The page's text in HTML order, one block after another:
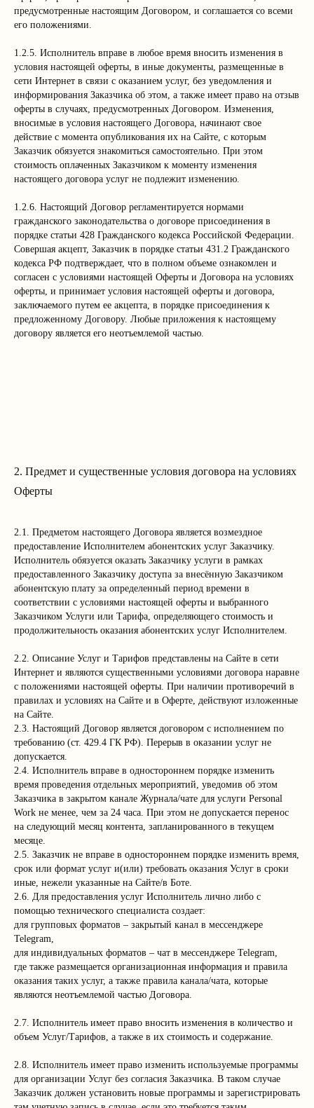
предусмотренные настоящим Договором, и соглашается со всеми
его положениями.
1.2.5. Исполнитель вправе в любое время вносить изменения в
условия настоящей оферты, в иные документы, размещенные в
сети Интернет в связи с оказанием услуг, без уведомления и
информирования Заказчика об этом, а также имеет право на отзыв
оферты в случаях, предусмотренных Договором. Изменения,
вносимые в условия настоящего Договора, начинают свое
действие с момента опубликования их на Сайте, с которым
Заказчик обязуется знакомиться самостоятельно. При этом
стоимость оплаченных Заказчиком к моменту изменения
настоящего договора услуг не подлежит изменению.
1.2.6. Настоящий Договор регламентируется нормами
гражданского законодательства о договоре присоединения в
порядке статьи 428 Гражданского кодекса Российской Федерации.
Совершая акцепт, Заказчик в порядке статьи 431.2 Гражданского
кодекса РФ подтверждает, что в полном объеме ознакомлен и
согласен с условиями настоящей Оферты и Договора на условиях
оферты, и принимает условия настоящей оферты и договора,
заключаемого путем ее акцепта, в порядке присоединения к
предложенному Договору. Любые приложения к настоящему
договору является его неотъемлемой частью.
2. Предмет и существенные условия договора на условиях
Оферты
2.1. Предметом настоящего Договора является возмездное
предоставление Исполнителем абонентских услуг Заказчику.
Исполнитель обязуется оказать Заказчику услуги в рамках
предоставленного Заказчику доступа за внесённую Заказчиком
абонентскую плату за определенный период времени в
соответствии с условиями настоящей оферты и выбранного
Заказчиком Услуги или Тарифа, определяющего стоимость и
продолжительность оказания абонентских услуг Исполнителем.
2.2. Описание Услуг и Тарифов представлены на Сайте в сети
Интернет и являются существенными условиями договора наравне
с положениями настоящей оферты. При наличии противоречий в
правилах и условиях на Сайте и в Оферте, действуют изложенные
на Сайте.
2.3. Настоящий Договор является договором с исполнением по
требованию (ст. 429.4 ГК РФ). Перерыв в оказании услуг не
допускается.
2.4. Исполнитель вправе в одностороннем порядке изменить
время проведения отдельных мероприятий, уведомив об этом
Заказчика в закрытом канале Журнала/чате для услуги Personal
Work не менее, чем за 24 часа. При этом не допускается перенос
на следующий месяц контента, запланированного в текущем
месяце.
2.5. Заказчик не вправе в одностороннем порядке изменить время,
срок или формат услуг и(или) требовать оказания Услуг в сроки
иные, нежели указанные на Сайте/в Боте.
2.6. Для предоставления услуг Исполнитель лично либо с
помощью технического специалиста создает:
для групповых форматов – закрытый канал в мессенджере
Telegram,
для индивидуальных форматов – чат в мессенджере Telegram,
где также размещается организационная информация и правила
оказания таких услуг, а также правила канала/чата, которые
являются неотъемлемой частью Договора.
2.7. Исполнитель имеет право вносить изменения в количество и
объем Услуг/Тарифов, а также в их стоимость и содержание.
2.8. Исполнитель имеет право изменить используемые программы
для организации Услуг без согласия Заказчика. В таком случае
Заказчик должен установить новые программы и зарегистрировать